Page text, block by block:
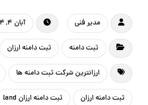
مدیر فنی آبان ۴, ۱۴۰۴
ثبت دامنه ثبت دامنه ارزان
ارزانترین شرکت ثبت دامنه ها
ثبت دامنه ارزان ثبت دامنه ارزان land